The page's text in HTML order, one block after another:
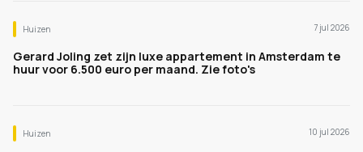
Huizen 7 jul 2026
Gerard Joling zet zijn luxe appartement in Amsterdam te
huur voor 6.500 euro per maand. Zie foto's
Huizen 10 jul 2026